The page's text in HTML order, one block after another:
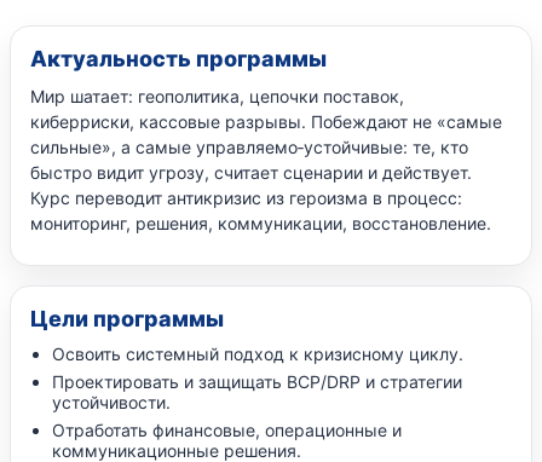
Актуальность программы
Мир шатает: геополитика, цепочки поставок,
киберриски, кассовые разрывы. Побеждают не «самые
сильные», а самые управляемо‑устойчивые: те, кто
быстро видит угрозу, считает сценарии и действует.
Курс переводит антикризис из героизма в процесс:
мониторинг, решения, коммуникации, восстановление.
Цели программы
Освоить системный подход к кризисному циклу.
Проектировать и защищать BCP/DRP и стратегии
устойчивости.
Отработать финансовые, операционные и
коммуникационные решения.